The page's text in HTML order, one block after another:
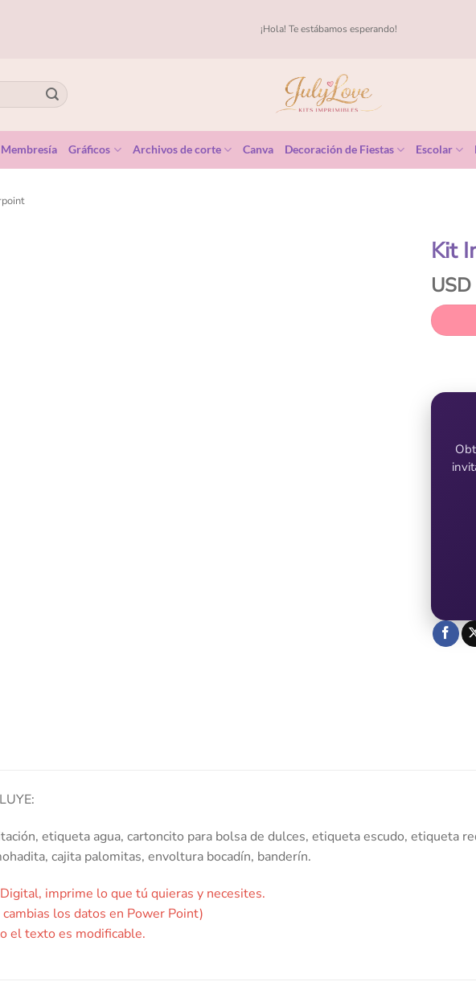
¡Hola! Te estábamos esperando!
Membresía Gráficos Archivos de corte Canva Decoración de Fiestas Escolar
Kit
USD
etiqueta agua, cartoncito para bolsa de dulces, etiqueta escudo, etiqueta
cajita palomitas, envoltura bocadín, banderín.
imprime lo que tú quieras y necesites.
cambias los datos en Power Point)
el texto es modificable.